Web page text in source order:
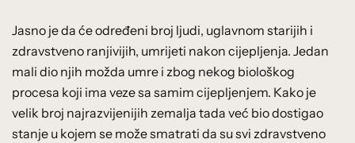
Jasno je da će određeni broj ljudi, uglavnom starijih i
zdravstveno ranjivijih, umrijeti nakon cijepljenja. Jedan
mali dio njih možda umre i zbog nekog biološkog
procesa koji ima veze sa samim cijepljenjem. Kako je
velik broj najrazvijenijih zemalja tada već bio dostigao
stanje u kojem se može smatrati da su svi zdravstveno